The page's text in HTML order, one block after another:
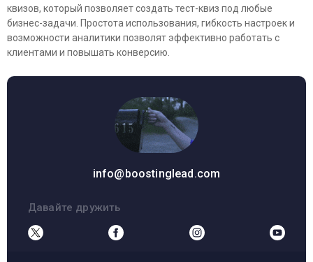
квизов, который позволяет создать тест-квиз под любые
бизнес-задачи. Простота использования, гибкость настроек и
возможности аналитики позволят эффективно работать с
клиентами и повышать конверсию.
info@boostinglead.com
Давайте дружить